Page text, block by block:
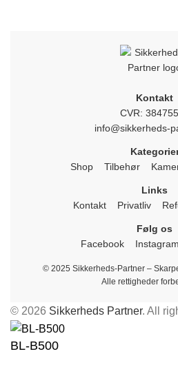
Kontakt
CVR:
info@sikkerheds-
Shop
Tilbehør
Links
Kontakt
Privatliv
Følg os
Facebook
Instagram
© 2025 Sikkerheds-Partner –
Alle rettigheder
© 2026 Sikkerheds Partner. All
BL-B500